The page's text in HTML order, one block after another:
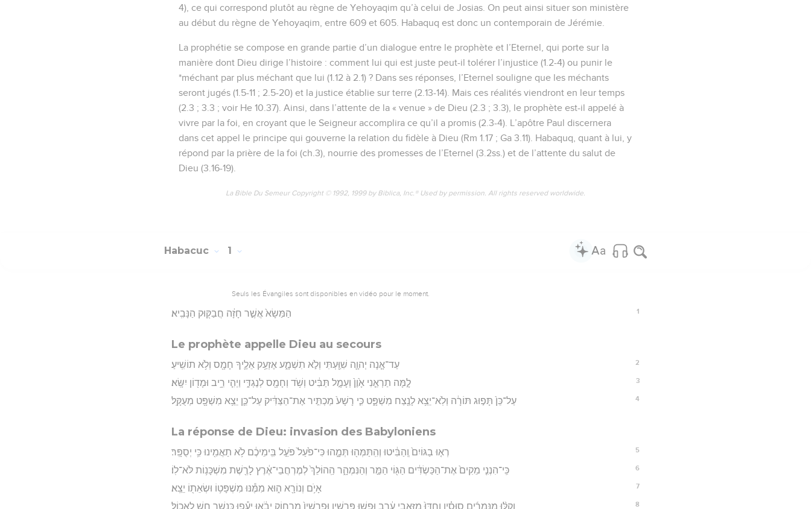
4), ce qui correspond plutôt au règne de Yehoyaqim qu’à celui de Josias. On peut ainsi situer son ministère
au début du règne de Yehoyaqim, entre 609 et 605. Habaquq est donc un contemporain de Jérémie.
La prophétie se compose en grande partie d’un dialogue entre le prophète et l’Eternel, qui porte sur la
manière dont Dieu dirige l’histoire : comment lui qui est juste peut-il tolérer l’injustice (1.2-4) ou punir le
*méchant par plus méchant que lui (1.12 à 2.1) ? Dans ses réponses, l’Eternel souligne que les méchants
seront jugés (1.5-11 ; 2.5-20) et la justice établie sur terre (2.13-14). Mais ces réalités viendront en leur temps
(2.3 ; 3.3 ; voir He 10.37). Ainsi, dans l’attente de la « venue » de Dieu (2.3 ; 3.3), le prophète est-il appelé à
vivre par la foi, en croyant que le Seigneur accomplira ce qu’il a promis (2.3-4). L’apôtre Paul discernera
dans cet appel le principe qui gouverne la relation du fidèle à Dieu (Rm 1.17 ; Ga 3.11). Habaquq, quant à lui, y
répond par la prière de la foi (ch.3), nourrie des promesses de l’Eternel (3.2ss.) et de l’attente du salut de
Dieu (3.16-19).
La Bible Du Semeur Copyright © 1992, 1999 by Biblica, Inc.® Used by permission. All rights reserved worldwide.
Habacuc 1
Seuls les Évangiles sont disponibles en vidéo pour le moment.
1 הַמַּשָׂא֙ אֲשֶׁ֣ר חָזָ֔ה חֲבַקּ֖וּק הַנָּבִֽיא׃
Le prophète appelle Dieu au secours
2 עַד־אָ֧נָה יְהוָ֛ה שִׁוַּ֖עְתִּי וְלֹ֣א תִשְׁמָ֑ע אֶזְעַ֥ק אֵלֶ֛יךָ חָמָ֖ס וְלֹ֥א תוֹשִֽׁיעַ׃
3 לָ֣מָּה תַרְאֵ֤נִי אָ֙וֶן֙ וְעָמָ֣ל תַּבִּ֔יט וְשֹׁ֥ד וְחָמָ֖ס לְנֶגְדִּ֑י וַיְהִ֧י רִ֦יב וּמָד֖וֹן יִשָּֽׂא׃
4 עַל־כֵּן֙ תָּפ֣וּג תּוֹרָ֔ה וְלֹֽא־יֵצֵ֥א לָנֶ֖צַח מִשְׁפָּ֑ט כִּ֤י רָשָׁע֙ מַכְתִּ֣יר אֶת־הַצַּדִּ֔יק עַל־כֵּ֛ן יֵצֵ֥א מִשְׁפָּ֖ט מְעֻקָּֽל׃
La réponse de Dieu: invasion des Babyloniens
5 רְא֤וּ בַגּוֹיִם֙ וְֽהַבִּ֔יטוּ וְהִֽתַּמְּה֖וּ תְּמָ֑הוּ כִּי־פֹ֙עַל֙ פֹּעֵ֣ל בִּֽימֵיכֶ֔ם לֹ֥א תַאֲמִ֖ינוּ כִּ֥י יְסֻפָּֽר׃
6 כִּֽי־הִנְנִ֤י מֵקִים֙ אֶת־הַכַּשְׂדִּ֔ים הַגּ֖וֹי הַמַּ֣ר וְהַנִּמְהָ֑ר הַֽהוֹלֵךְ֙ לְמֶרְחֲבֵי־אֶ֔רֶץ לָרֶ֖שֶׁת מִשְׁכָּנ֥וֹת לֹּא־לֽוֹ׃
7 אָיֹ֥ם וְנוֹרָ֖א ה֑וּא מִמֶּ֕נּוּ מִשְׁפָּט֥וֹ וּשְׂאֵת֖וֹ יֵצֵֽא׃
8 וְקַלּ֨וּ מִנְּמֵרִ֜ים סוּסָ֗יו וְחַדּוּ֙ מִזְּאֵ֣בֵי עֶ֔רֶב וּפָ֖שׁוּ פָּֽרָשָׁ֑יו וּפָֽרָשָׁיו֙ מֵרָח֣וֹק יָבֹ֔אוּ יָעֻ֕פוּ כְּנֶ֖שֶׁר חָ֥שׁ לֶאֱכֽוֹל׃